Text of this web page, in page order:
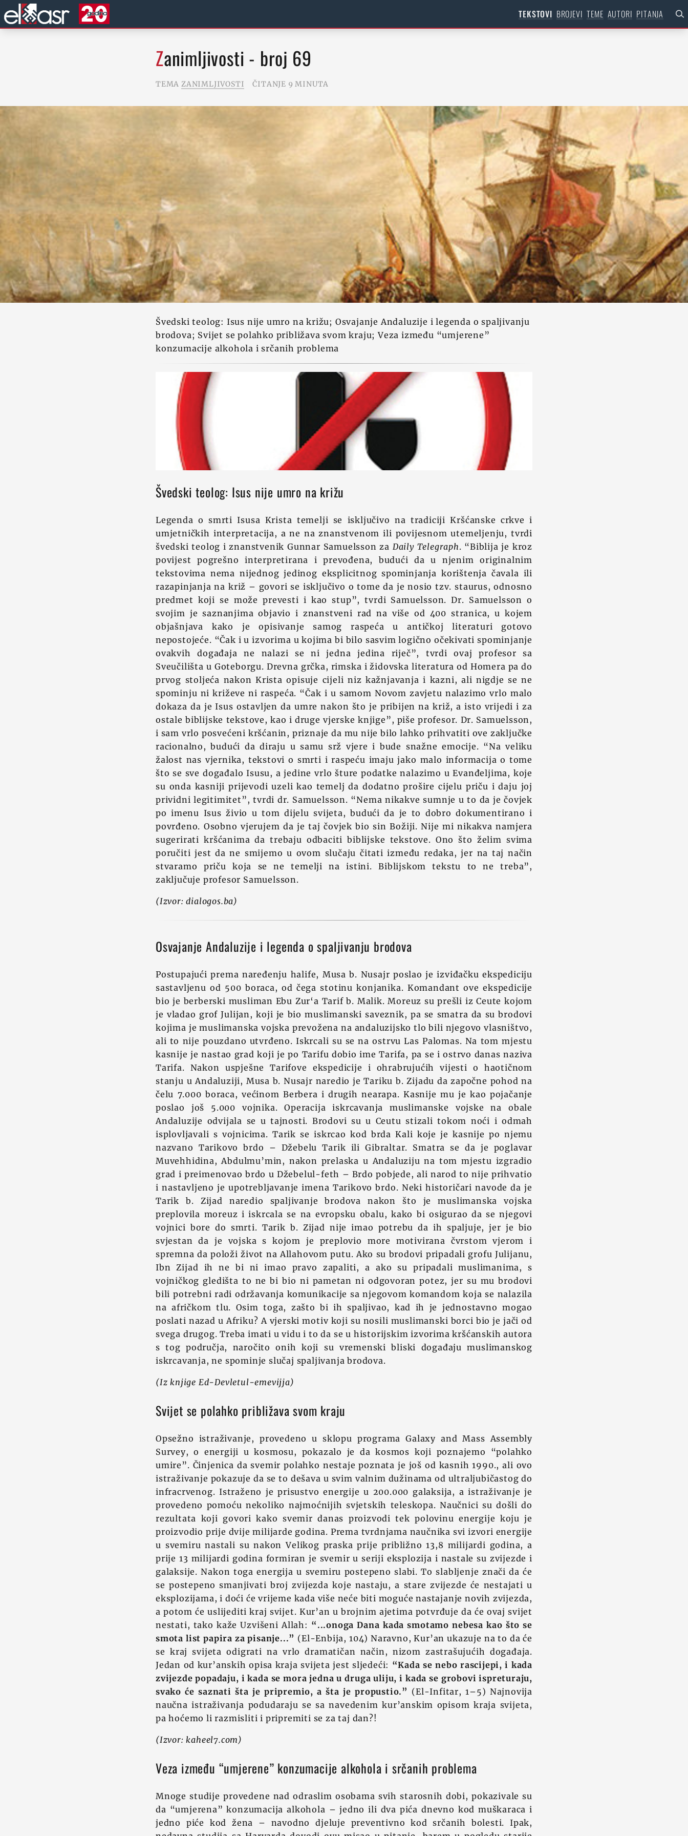
TEKSTOVI BROJEVI TEME AUTORI PITANJA
Zanimljivosti - broj 69
TEMA ZANIMLJIVOSTI ČITANJE 9 MINUTA
Švedski teolog: Isus nije umro na križu; Osvajanje Andaluzije i legenda o spaljivanju
brodova; Svijet se polahko približava svom kraju; Veza između “umjerene”
konzumacije alkohola i srčanih problema
Švedski teolog: Isus nije umro na križu
Legenda o smrti Isusa Krista temelji se isključivo na tradiciji Kršćanske crkve i
umjetničkih interpretacija, a ne na znanstvenom ili povijesnom utemeljenju, tvrdi
švedski teolog i znanstvenik Gunnar Samuelsson za Daily Telegraph. “Biblija je kroz
povijest pogrešno interpretirana i prevođena, budući da u njenim originalnim
tekstovima nema nijednog jedinog eksplicitnog spominjanja korištenja čavala ili
razapinjanja na križ – govori se isključivo o tome da je nosio tzv. staurus, odnosno
predmet koji se može prevesti i kao stup”, tvrdi Samuelsson. Dr. Samuelsson o
svojim je saznanjima objavio i znanstveni rad na više od 400 stranica, u kojem
objašnjava kako je opisivanje samog raspeća u antičkoj literaturi gotovo
nepostojeće. “Čak i u izvorima u kojima bi bilo sasvim logično očekivati spominjanje
ovakvih događaja ne nalazi se ni jedna jedina riječ”, tvrdi ovaj profesor sa
Sveučilišta u Goteborgu. Drevna grčka, rimska i židovska literatura od Homera pa do
prvog stoljeća nakon Krista opisuje cijeli niz kažnjavanja i kazni, ali nigdje se ne
spominju ni križeve ni raspeća. “Čak i u samom Novom zavjetu nalazimo vrlo malo
dokaza da je Isus ostavljen da umre nakon što je pribijen na križ, a isto vrijedi i za
ostale biblijske tekstove, kao i druge vjerske knjige”, piše profesor. Dr. Samuelsson,
i sam vrlo posvećeni kršćanin, priznaje da mu nije bilo lahko prihvatiti ove zaključke
racionalno, budući da diraju u samu srž vjere i bude snažne emocije. “Na veliku
žalost nas vjernika, tekstovi o smrti i raspeću imaju jako malo informacija o tome
što se sve događalo Isusu, a jedine vrlo šture podatke nalazimo u Evanđeljima, koje
su onda kasniji prijevodi uzeli kao temelj da dodatno prošire cijelu priču i daju joj
prividni legitimitet”, tvrdi dr. Samuelsson. “Nema nikakve sumnje u to da je čovjek
po imenu Isus živio u tom dijelu svijeta, budući da je to dobro dokumentirano i
povrđeno. Osobno vjerujem da je taj čovjek bio sin Božiji. Nije mi nikakva namjera
sugerirati kršćanima da trebaju odbaciti biblijske tekstove. Ono što želim svima
poručiti jest da ne smijemo u ovom slučaju čitati između redaka, jer na taj način
stvaramo priču koja se ne temelji na istini. Biblijskom tekstu to ne treba”,
zaključuje profesor Samuelsson.
(Izvor: dialogos.ba)
Osvajanje Andaluzije i legenda o spaljivanju brodova
Postupajući prema naređenju halife, Musa b. Nusajr poslao je izviđačku ekspediciju
sastavljenu od 500 boraca, od čega stotinu konjanika. Komandant ove ekspedicije
bio je berberski musliman Ebu Zur‘a Tarif b. Malik. Moreuz su prešli iz Ceute kojom
je vladao grof Julijan, koji je bio muslimanski saveznik, pa se smatra da su brodovi
kojima je muslimanska vojska prevožena na andaluzijsko tlo bili njegovo vlasništvo,
ali to nije pouzdano utvrđeno. Iskrcali su se na ostrvu Las Palomas. Na tom mjestu
kasnije je nastao grad koji je po Tarifu dobio ime Tarifa, pa se i ostrvo danas naziva
Tarifa. Nakon uspješne Tarifove ekspedicije i ohrabrujućih vijesti o haotičnom
stanju u Andaluziji, Musa b. Nusajr naredio je Tariku b. Zijadu da započne pohod na
čelu 7.000 boraca, većinom Berbera i drugih nearapa. Kasnije mu je kao pojačanje
poslao još 5.000 vojnika. Operacija iskrcavanja muslimanske vojske na obale
Andaluzije odvijala se u tajnosti. Brodovi su u Ceutu stizali tokom noći i odmah
isplovljavali s vojnicima. Tarik se iskrcao kod brda Kali koje je kasnije po njemu
nazvano Tarikovo brdo – Džebelu Tarik ili Gibraltar. Smatra se da je poglavar
Muvehhidina, Abdulmu’min, nakon prelaska u Andaluziju na tom mjestu izgradio
grad i preimenovao brdo u Džebelul-feth – Brdo pobjede, ali narod to nije prihvatio
i nastavljeno je upotrebljavanje imena Tarikovo brdo. Neki historičari navode da je
Tarik b. Zijad naredio spaljivanje brodova nakon što je muslimanska vojska
preplovila moreuz i iskrcala se na evropsku obalu, kako bi osigurao da se njegovi
vojnici bore do smrti. Tarik b. Zijad nije imao potrebu da ih spaljuje, jer je bio
svjestan da je vojska s kojom je preplovio more motivirana čvrstom vjerom i
spremna da položi život na Allahovom putu. Ako su brodovi pripadali grofu Julijanu,
Ibn Zijad ih ne bi ni imao pravo zapaliti, a ako su pripadali muslimanima, s
vojničkog gledišta to ne bi bio ni pametan ni odgovoran potez, jer su mu brodovi
bili potrebni radi održavanja komunikacije sa njegovom komandom koja se nalazila
na afričkom tlu. Osim toga, zašto bi ih spaljivao, kad ih je jednostavno mogao
poslati nazad u Afriku? A vjerski motiv koji su nosili muslimanski borci bio je jači od
svega drugog. Treba imati u vidu i to da se u historijskim izvorima kršćanskih autora
s tog područja, naročito onih koji su vremenski bliski događaju muslimanskog
iskrcavanja, ne spominje slučaj spaljivanja brodova.
(Iz knjige Ed-Devletul-emevijja)
Svijet se polahko približava svom kraju
Opsežno istraživanje, provedeno u sklopu programa Galaxy and Mass Assembly
Survey, o energiji u kosmosu, pokazalo je da kosmos koji poznajemo “polahko
umire”. Činjenica da svemir polahko nestaje poznata je još od kasnih 1990., ali ovo
istraživanje pokazuje da se to dešava u svim valnim dužinama od ultraljubičastog do
infracrvenog. Istraženo je prisustvo energije u 200.000 galaksija, a istraživanje je
provedeno pomoću nekoliko najmoćnijih svjetskih teleskopa. Naučnici su došli do
rezultata koji govori kako svemir danas proizvodi tek polovinu energije koju je
proizvodio prije dvije milijarde godina. Prema tvrdnjama naučnika svi izvori energije
u svemiru nastali su nakon Velikog praska prije približno 13,8 milijardi godina, a
prije 13 milijardi godina formiran je svemir u seriji eksplozija i nastale su zvijezde i
galaksije. Nakon toga energija u svemiru postepeno slabi. To slabljenje znači da će
se postepeno smanjivati broj zvijezda koje nastaju, a stare zvijezde će nestajati u
eksplozijama, i doći će vrijeme kada više neće biti moguće nastajanje novih zvijezda,
a potom će uslijediti kraj svijet. Kur’an u brojnim ajetima potvrđuje da će ovaj svijet
nestati, tako kaže Uzvišeni Allah: “...onoga Dana kada smotamo nebesa kao što se
smota list papira za pisanje...” (El-Enbija, 104) Naravno, Kur’an ukazuje na to da će
se kraj svijeta odigrati na vrlo dramatičan način, nizom zastrašujućih događaja.
Jedan od kur’anskih opisa kraja svijeta jest sljedeći: “Kada se nebo rascijepi, i kada
zvijezde popadaju, i kada se mora jedna u druga uliju, i kada se grobovi ispreturaju,
svako će saznati šta je pripremio, a šta je propustio.” (El-Infitar, 1–5) Najnovija
naučna istraživanja podudaraju se sa navedenim kur’anskim opisom kraja svijeta,
pa hoćemo li razmisliti i pripremiti se za taj dan?!
(Izvor: kaheel7.com)
Veza između “umjerene” konzumacije alkohola i srčanih problema
Mnoge studije provedene nad odraslim osobama svih starosnih dobi, pokazivale su
da “umjerena” konzumacija alkohola – jedno ili dva pića dnevno kod muškaraca i
jedno piće kod žena – navodno djeluje preventivno kod srčanih bolesti. Ipak,